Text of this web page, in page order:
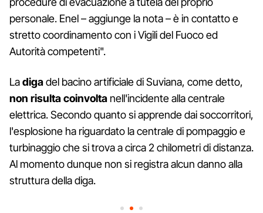
personale. Enel – aggiunge la nota – è in contatto e
stretto coordinamento con i Vigili del Fuoco ed
Autorità competenti".
Ladigadel bacino artificiale di Suviana, come detto,
non risulta coinvolta nell'incidente alla centrale
elettrica. Secondo quanto si apprende dai soccorritori,
l'esplosione ha riguardato la centrale di pompaggio e
turbinaggio che si trova a circa 2 chilometri di distanza.
Al momento dunque non si registra alcun danno alla
struttura della diga.